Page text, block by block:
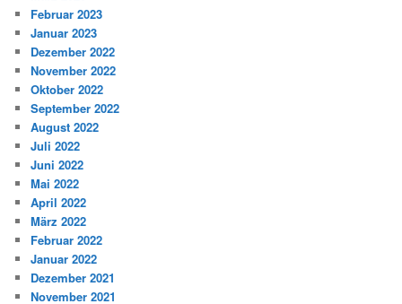
Februar 2023
Januar 2023
Dezember 2022
November 2022
Oktober 2022
September 2022
August 2022
Juli 2022
Juni 2022
Mai 2022
April 2022
März 2022
Februar 2022
Januar 2022
Dezember 2021
November 2021